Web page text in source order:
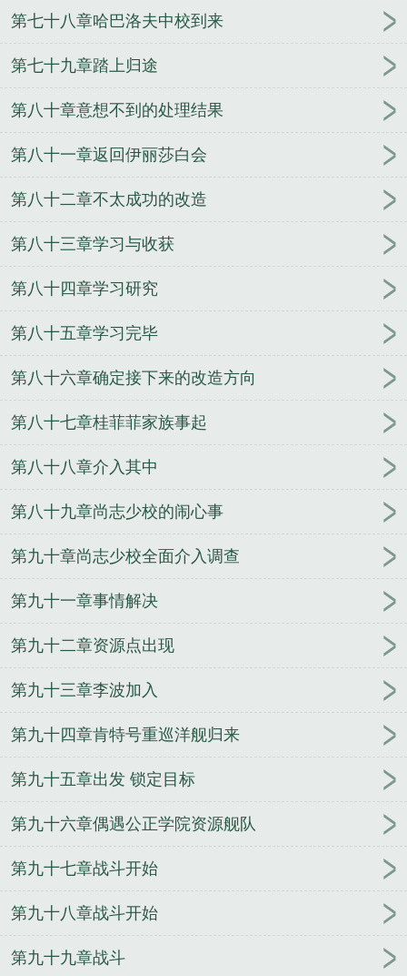
第七十八章哈巴洛夫中校到来
第七十九章踏上归途
第八十章意想不到的处理结果
第八十一章返回伊丽莎白会
第八十二章不太成功的改造
第八十三章学习与收获
第八十四章学习研究
第八十五章学习完毕
第八十六章确定接下来的改造方向
第八十七章桂菲菲家族事起
第八十八章介入其中
第八十九章尚志少校的闹心事
第九十章尚志少校全面介入调查
第九十一章事情解决
第九十二章资源点出现
第九十三章李波加入
第九十四章肯特号重巡洋舰归来
第九十五章出发 锁定目标
第九十六章偶遇公正学院资源舰队
第九十七章战斗开始
第九十八章战斗开始
第九十九章战斗